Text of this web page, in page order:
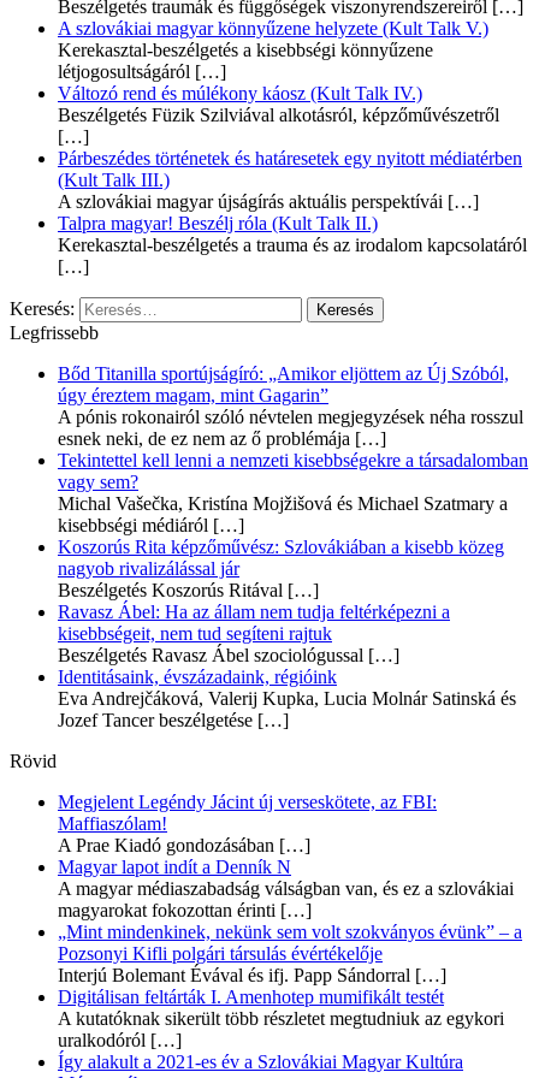
Beszélgetés traumák és függőségek viszonyrendszereiről […]
A szlovákiai magyar könnyűzene helyzete (Kult Talk V.)
Kerekasztal-beszélgetés a kisebbségi könnyűzene
létjogosultságáról […]
Változó rend és múlékony káosz (Kult Talk IV.)
Beszélgetés Füzik Szilviával alkotásról, képzőművészetről
[…]
Párbeszédes történetek és határesetek egy nyitott médiatérben
(Kult Talk III.)
A szlovákiai magyar újságírás aktuális perspektívái […]
Talpra magyar! Beszélj róla (Kult Talk II.)
Kerekasztal-beszélgetés a trauma és az irodalom kapcsolatáról
[…]
Keresés:
Legfrissebb
Bőd Titanilla sportújságíró: „Amikor eljöttem az Új Szóból,
úgy éreztem magam, mint Gagarin”
A pónis rokonairól szóló névtelen megjegyzések néha rosszul
esnek neki, de ez nem az ő problémája […]
Tekintettel kell lenni a nemzeti kisebbségekre a társadalomban
vagy sem?
Michal Vašečka, Kristína Mojžišová és Michael Szatmary a
kisebbségi médiáról […]
Koszorús Rita képzőművész: Szlovákiában a kisebb közeg
nagyob rivalizálással jár
Beszélgetés Koszorús Ritával […]
Ravasz Ábel: Ha az állam nem tudja feltérképezni a
kisebbségeit, nem tud segíteni rajtuk
Beszélgetés Ravasz Ábel szociológussal […]
Identitásaink, évszázadaink, régióink
Eva Andrejčáková, Valerij Kupka, Lucia Molnár Satinská és
Jozef Tancer beszélgetése […]
Rövid
Megjelent Legéndy Jácint új verseskötete, az FBI:
Maffiaszólam!
A Prae Kiadó gondozásában […]
Magyar lapot indít a Denník N
A magyar médiaszabadság válságban van, és ez a szlovákiai
magyarokat fokozottan érinti […]
„Mint mindenkinek, nekünk sem volt szokványos évünk” – a
Pozsonyi Kifli polgári társulás évértékelője
Interjú Bolemant Évával és ifj. Papp Sándorral […]
Digitálisan feltárták I. Amenhotep mumifikált testét
A kutatóknak sikerült több részletet megtudniuk az egykori
uralkodóról […]
Így alakult a 2021-es év a Szlovákiai Magyar Kultúra